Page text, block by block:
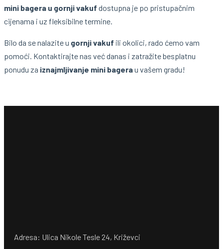
mini bagera u gornji vakuf dostupna je po pristupačnim
cijenama i uz fleksibilne termine.
Bilo da se nalazite u gornji vakuf ili okolici, rado ćemo vam
pomoći. Kontaktirajte nas već danas i zatražite besplatnu
ponudu za iznajmljivanje mini bagerau vašem gradu!
Adresa: Ulica Nikole Tesle 24, Križevci